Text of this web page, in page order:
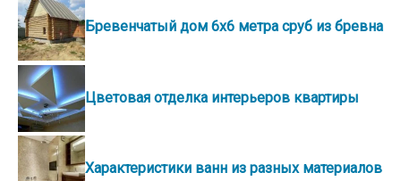
Бревенчатый дом 6х6 метра сруб из бревна
Цветовая отделка интерьеров квартиры
Характеристики ванн из разных материалов